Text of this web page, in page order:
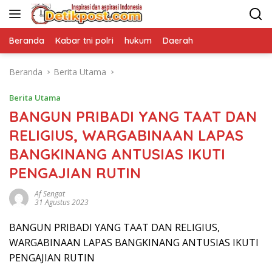
Langsung
Beranda Kabar tni polri hukum Daerah
Beranda Berita Utama
Berita Utama
BANGUN PRIBADI YANG TAAT DAN
RELIGIUS, WARGABINAAN LAPAS
BANGKINANG ANTUSIAS IKUTI
PENGAJIAN RUTIN
Af Sengat
31 Agustus 2023
BANGUN PRIBADI YANG TAAT DAN RELIGIUS,
WARGABINAAN LAPAS BANGKINANG ANTUSIAS IKUTI
PENGAJIAN RUTIN